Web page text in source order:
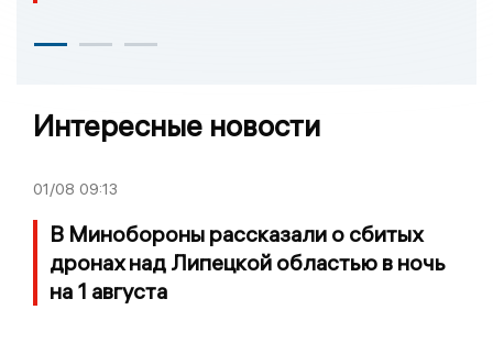
Интересные новости
01/08 09:13
В Минобороны рассказали о сбитых
дронах над Липецкой областью в ночь
на 1 августа